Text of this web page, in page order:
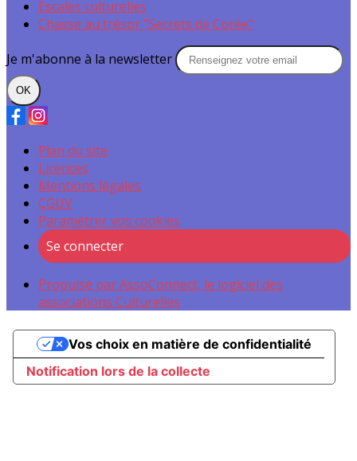
Escales culturelles
Chasse au trésor "Secrets de Corée"
Je m'abonne à la newsletter
OK
Plan du site
Licences
Mentions légales
CGUV
Paramétrer vos cookies
Se connecter
Propulsé par AssoConnect, le logiciel des
associations Culturelles
Notification lors de la collecte
Vos choix en matière de confidentialité